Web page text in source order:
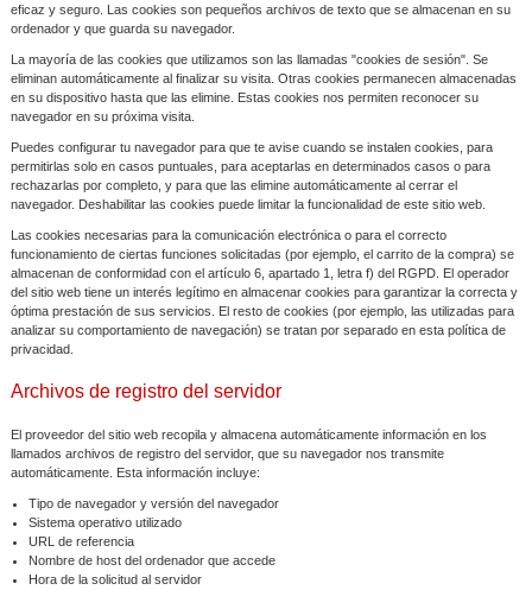
eficaz y seguro. Las cookies son pequeños archivos de texto que se almacenan en su
ordenador y que guarda su navegador.
La mayoría de las cookies que utilizamos son las llamadas "cookies de sesión". Se
eliminan automáticamente al finalizar su visita. Otras cookies permanecen almacenadas
en su dispositivo hasta que las elimine. Estas cookies nos permiten reconocer su
navegador en su próxima visita.
Puedes configurar tu navegador para que te avise cuando se instalen cookies, para
permitirlas solo en casos puntuales, para aceptarlas en determinados casos o para
rechazarlas por completo, y para que las elimine automáticamente al cerrar el
navegador. Deshabilitar las cookies puede limitar la funcionalidad de este sitio web.
Las cookies necesarias para la comunicación electrónica o para el correcto
funcionamiento de ciertas funciones solicitadas (por ejemplo, el carrito de la compra) se
almacenan de conformidad con el artículo 6, apartado 1, letra f) del RGPD. El operador
del sitio web tiene un interés legítimo en almacenar cookies para garantizar la correcta y
óptima prestación de sus servicios. El resto de cookies (por ejemplo, las utilizadas para
analizar su comportamiento de navegación) se tratan por separado en esta política de
privacidad.
Archivos de registro del servidor
El proveedor del sitio web recopila y almacena automáticamente información en los
llamados archivos de registro del servidor, que su navegador nos transmite
automáticamente. Esta información incluye:
Tipo de navegador y versión del navegador
Sistema operativo utilizado
URL de referencia
Nombre de host del ordenador que accede
Hora de la solicitud al servidor